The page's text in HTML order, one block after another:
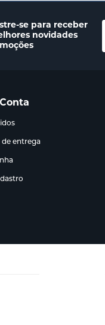
se para receber
novidades
de entrega